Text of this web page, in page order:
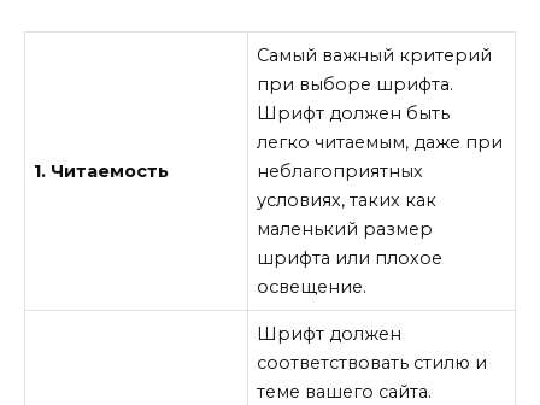
1. Читаемость
Самый важный критерий
при выборе шрифта.
Шрифт должен быть
легко читаемым, даже при
неблагоприятных
условиях, таких как
маленький размер
шрифта или плохое
освещение.
Шрифт должен
соответствовать стилю и
теме вашего сайта.